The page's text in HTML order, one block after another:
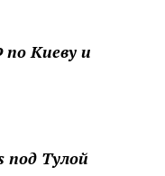
Киеву и
под Тулой